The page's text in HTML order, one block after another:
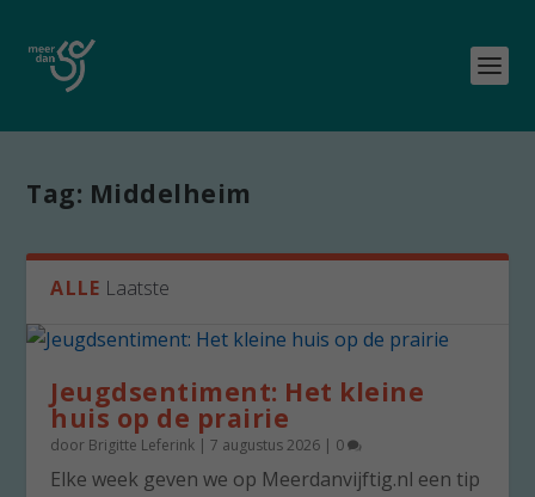
Tag: Middelheim
ALLE Laatste
Jeugdsentiment: Het kleine
huis op de prairie
door Brigitte Leferink |7 augustus 2026 | 0
Elke week geven we op Meerdanvijftig.nl een tip